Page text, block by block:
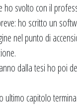
ho svolto con il
ho scritto un
nel punto di
dalla tesi ho poi
ultimo capitolo